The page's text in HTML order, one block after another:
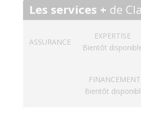
Les services + de
ASSURANCE
EXPERTISE
Bientôt
FINANCEMENT
Bientôt